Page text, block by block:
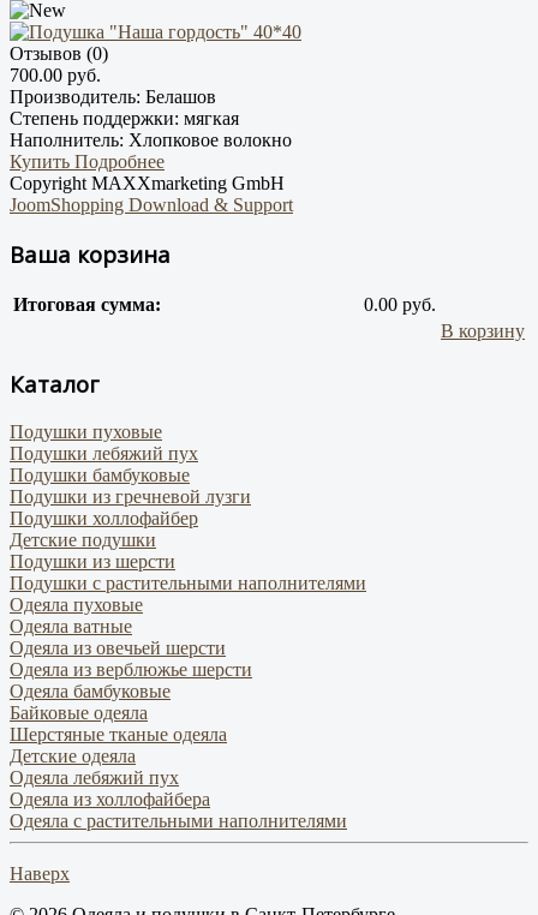
Отзывов (0)
700.00 руб.
Производитель: Белашов
Степень поддержки: мягкая
Наполнитель: Хлопковое волокно
Купить Подробнее
Copyright MAXXmarketing GmbH
JoomShopping Download & Support
Ваша корзина
Итоговая сумма:
0.00 руб.
В корзину
Каталог
Подушки пуховые
Подушки лебяжий пух
Подушки бамбуковые
Подушки из гречневой лузги
Подушки холлофайбер
Детские подушки
Подушки из шерсти
Подушки с растительными наполнителями
Одеяла пуховые
Одеяла ватные
Одеяла из овечьей шерсти
Одеяла из верблюжье шерсти
Одеяла бамбуковые
Байковые одеяла
Шерстяные тканые одеяла
Детские одеяла
Одеяла лебяжий пух
Одеяла из холлофайбера
Одеяла с растительными наполнителями
Наверх